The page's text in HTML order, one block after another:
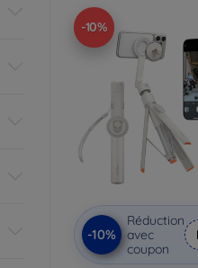
-10%
-10%
Réduction
avec
coupon